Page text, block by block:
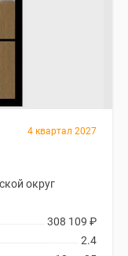
4 квартал 2027
округ
308 109 ₽
2.4